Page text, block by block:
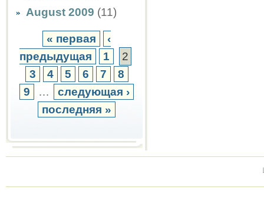
August 2009 (11)
« первая
‹
предыдущая
1
2
3
4 5 6 7
8
9
…
следующая ›
последняя »